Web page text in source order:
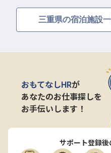
三重県の宿泊施設
おもてなしHRが
あなたのお仕事探しを
お手伝いします！
サポート登録後